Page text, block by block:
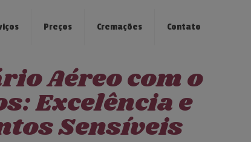
Preços Cremações Contato
Aéreo com o
Excelência e
Sensíveis